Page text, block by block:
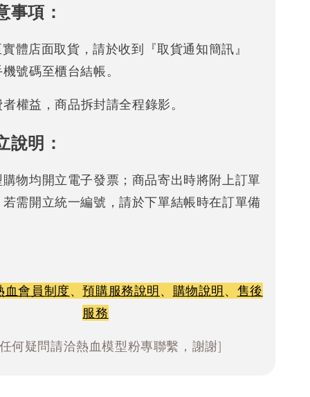
事項：
體店面取貨，請於收到『取貨通知簡訊』
號碼至櫃台結帳。
權益，商品拆封請全程錄影。
說明：
物均開立電子發票；商品寄出時將附上訂單
需開立統一編號，請於下單結帳時在訂單備
血會員制度、預購服務說明、 購物說明、 售後
服務
何疑問請洽熱血模型粉專聯繫，謝謝]